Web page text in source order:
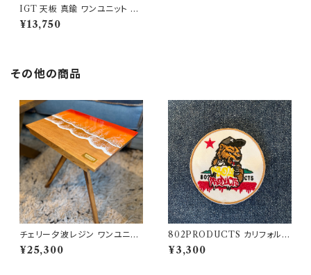
IGT 天板 真鍮 ワンユニット 【
TRIBAL NAIN 】 アイアング
リルテーブル Snow Peak スノ
¥13,750
その他の商品
チェリー夕波レジン ワンユニッ
ト天板 802PRODUCTS
¥25,300
802PRODUCTS カリフォルニ
アベア 刺繍ワッペン
¥3,300